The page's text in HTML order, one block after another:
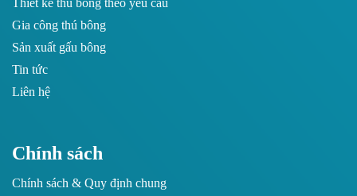
Thiết kế thú bông theo yêu cầu
Gia công thú bông
Sản xuất gấu bông
Tin tức
Liên hệ
Chính sách
Chính sách & Quy định chung